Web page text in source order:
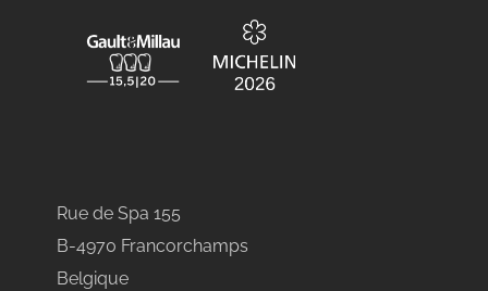
Rue de Spa 155
B-4970 Francorchamps
Belgique